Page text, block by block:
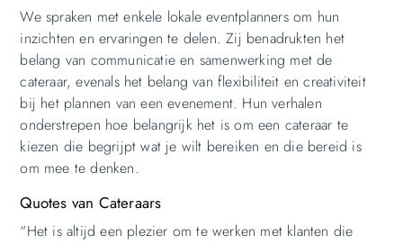
We spraken met enkele lokale eventplanners om hun
inzichten en ervaringen te delen. Zij benadrukten het
belang van communicatie en samenwerking met de
cateraar, evenals het belang van flexibiliteit en creativiteit
bij het plannen van een evenement. Hun verhalen
onderstrepen hoe belangrijk het is om een cateraar te
kiezen die begrijpt wat je wilt bereiken en die bereid is
om mee te denken.
Quotes van Cateraars
“Het is altijd een plezier om te werken met klanten die